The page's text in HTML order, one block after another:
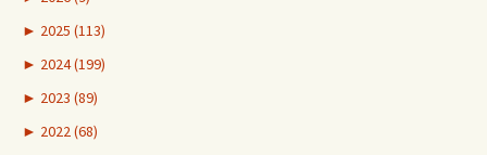
► 2025 (113)
► 2024 (199)
► 2023 (89)
► 2022 (68)